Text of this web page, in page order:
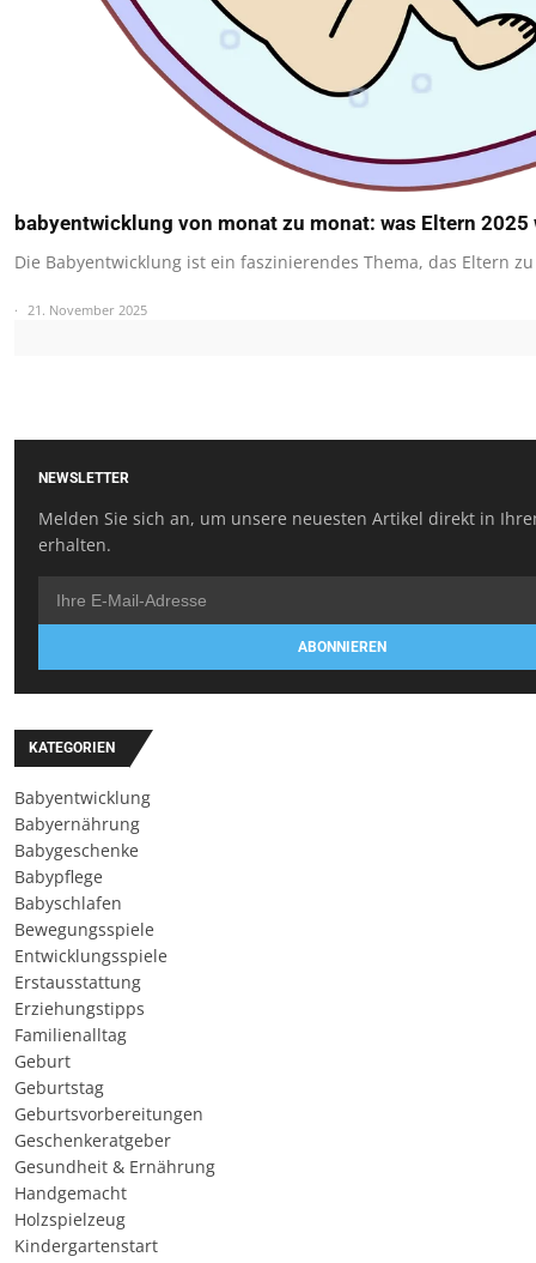
babyentwicklung von monat zu monat: was Eltern
Die Babyentwicklung ist ein faszinierendes Thema, das Eltern
21. November 2025
NEWSLETTER
Melden Sie sich an, um unsere neuesten Artikel direkt in
erhalten.
ABONNIEREN
KATEGORIEN
Babyentwicklung
Babyernährung
Babygeschenke
Babypflege
Babyschlafen
Bewegungsspiele
Entwicklungsspiele
Erstausstattung
Erziehungstipps
Familienalltag
Geburt
Geburtstag
Geburtsvorbereitungen
Geschenkeratgeber
Gesundheit & Ernährung
Handgemacht
Holzspielzeug
Kindergartenstart